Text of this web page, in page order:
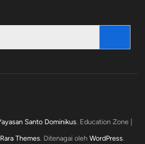
Santo Dominikus. Education Zone |
Rara Themes. Ditenagai oleh WordPress.